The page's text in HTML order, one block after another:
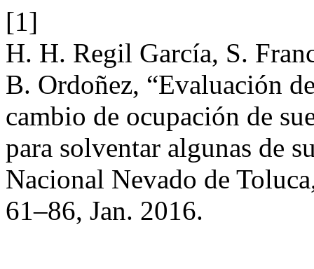
[1]
H. H. Regil García, S.
B. Ordoñez, “Evaluación
cambio de ocupación de
para solventar algunas de
Nacional Nevado de
61–86, Jan. 2016.